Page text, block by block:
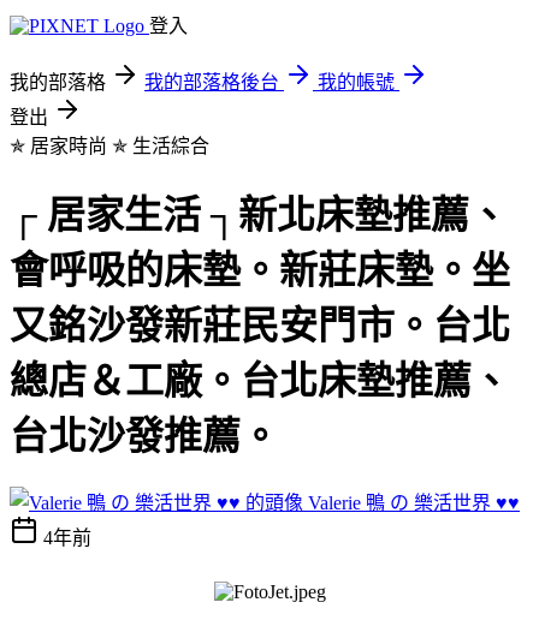
登入
我的部落格 我的部落格後台
我的帳號
登出
✯ 居家時尚 ✯ 生活綜合
┌ 居家生活 ┐新北床墊推薦、
會呼吸的床墊。新莊床墊。坐
又銘沙發新莊民安門市。台北
總店＆工廠。台北床墊推薦、
台北沙發推薦。
Valerie 鴨 の 樂活世界 ♥♥
4年前